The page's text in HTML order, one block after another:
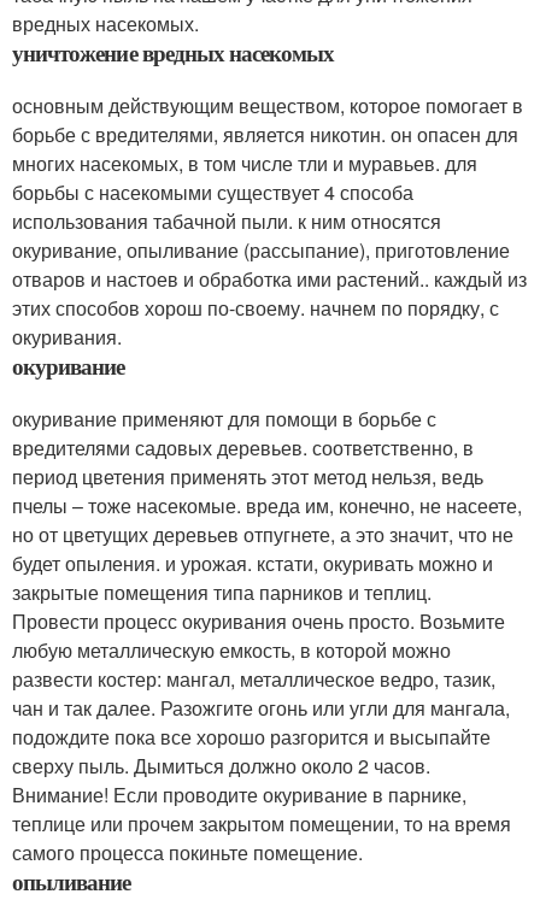
вредных насекомых.
уничтожение вредных насекомых
основным действующим веществом, которое помогает в
борьбе с вредителями, является никотин. он опасен для
многих насекомых, в том числе тли и муравьев. для
борьбы с насекомыми существует 4 способа
использования табачной пыли. к ним относятся
окуривание, опыливание (рассыпание), приготовление
отваров и настоев и обработка ими растений.. каждый из
этих способов хорош по-своему. начнем по порядку, с
окуривания.
окуривание
окуривание применяют для помощи в борьбе с
вредителями садовых деревьев. соответственно, в
период цветения применять этот метод нельзя, ведь
пчелы – тоже насекомые. вреда им, конечно, не насеете,
но от цветущих деревьев отпугнете, а это значит, что не
будет опыления. и урожая. кстати, окуривать можно и
закрытые помещения типа парников и теплиц.
Провести процесс окуривания очень просто. Возьмите
любую металлическую емкость, в которой можно
развести костер: мангал, металлическое ведро, тазик,
чан и так далее. Разожгите огонь или угли для мангала,
подождите пока все хорошо разгорится и высыпайте
сверху пыль. Дымиться должно около 2 часов.
Внимание! Если проводите окуривание в парнике,
теплице или прочем закрытом помещении, то на время
самого процесса покиньте помещение.
опыливание